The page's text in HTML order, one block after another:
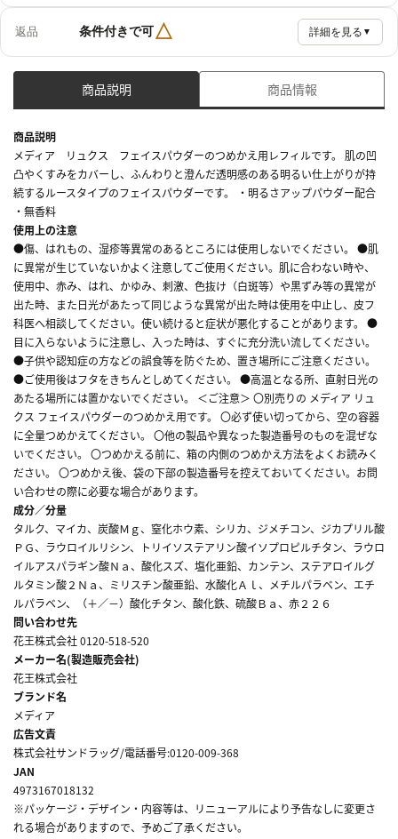
返品 条件付きで可△ 詳細を見る ▼
商品説明 商品情報
商品説明
メディア リュクス フェイスパウダーのつめかえ用レフィルです。 肌の凹
凸やくすみをカバーし、ふんわりと澄んだ透明感のある明るい仕上がりが持
続するルースタイプのフェイスパウダーです。 ・明るさアップパウダー配合
・無香料
使用上の注意
●傷、はれもの、湿疹等異常のあるところには使用しないでください。 ●肌
に異常が生じていないかよく注意してご使用ください。肌に合わない時や、
使用中、赤み、はれ、かゆみ、刺激、色抜け（白斑等）や黒ずみ等の異常が
出た時、また日光があたって同じような異常が出た時は使用を中止し、皮フ
科医へ相談してください。使い続けると症状が悪化することがあります。 ●
目に入らないように注意し、入った時は、すぐに充分洗い流してください。
●子供や認知症の方などの誤食等を防ぐため、置き場所にご注意ください。
●ご使用後はフタをきちんとしめてください。 ●高温となる所、直射日光の
あたる場所には置かないでください。 ＜ご注意＞ 〇別売りの メディア リュ
クス フェイスパウダーのつめかえ用です。 〇必ず使い切ってから、空の容器
に全量つめかえてください。 〇他の製品や異なった製造番号のものを混ぜな
いでください。 〇つめかえる前に、箱の内側のつめかえ方法をよくお読みく
ださい。 〇つめかえ後、袋の下部の製造番号を控えておいてください。お問
い合わせの際に必要な場合があります。
成分／分量
タルク、マイカ、炭酸Ｍｇ、窒化ホウ素、シリカ、ジメチコン、ジカプリル酸
ＰＧ、ラウロイルリシン、トリイソステアリン酸イソプロピルチタン、ラウロ
イルアスパラギン酸Ｎａ、酸化スズ、塩化亜鉛、カンテン、ステアロイルグ
ルタミン酸２Ｎａ、ミリスチン酸亜鉛、水酸化Ａｌ、メチルパラベン、エチ
ルパラベン、（＋／－）酸化チタン、酸化鉄、硫酸Ｂａ、赤２２６
問い合わせ先
花王株式会社 0120-518-520
メーカー名(製造販売会社)
花王株式会社
ブランド名
メディア
広告文責
株式会社サンドラッグ/電話番号:0120-009-368
JAN
4973167018132
※パッケージ・デザイン・内容等は、リニューアルにより予告なしに変更さ
れる場合がありますので、予めご了承ください。